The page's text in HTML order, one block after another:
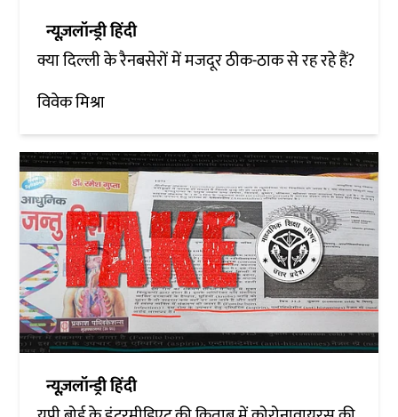
न्यूज़लॉन्ड्री हिंदी
क्या दिल्ली के रैनबसेरों में मजदूर ठीक-ठाक से रह रहे हैं?
विवेक मिश्रा
न्यूज़लॉन्ड्री हिंदी